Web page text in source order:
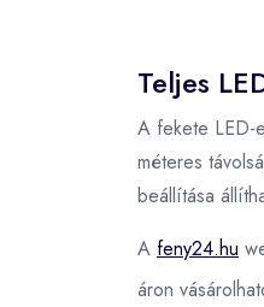
Teljes
A fekete LED-
méteres
beállítása
A feny24.hu
áron